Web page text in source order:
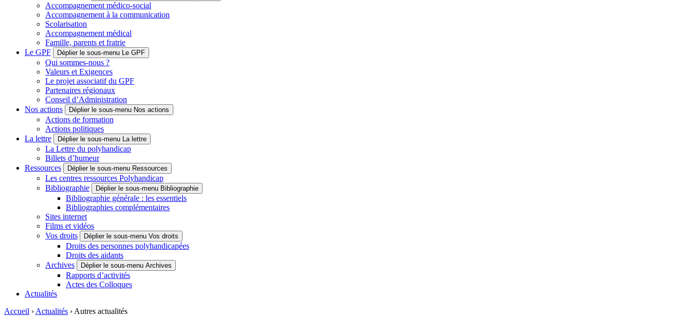
Accompagnement médico-social
Accompagnement à la communication
Scolarisation
Accompagnement médical
Famille, parents et fratrie
Le GPF
Déplier le sous-menu Le GPF
Qui sommes-nous ?
Valeurs et Exigences
Le projet associatif du GPF
Partenaires régionaux
Conseil d’Administration
Nos actions
Déplier le sous-menu Nos actions
Actions de formation
Actions politiques
La lettre
Déplier le sous-menu La lettre
La Lettre du polyhandicap
Billets d’humeur
Ressources
Déplier le sous-menu Ressources
Les centres ressources Polyhandicap
Bibliographie
Déplier le sous-menu Bibliographie
Bibliographie générale : les essentiels
Bibliographies complémentaires
Sites internet
Films et vidéos
Vos droits
Déplier le sous-menu Vos droits
Droits des personnes polyhandicapées
Droits des aidants
Archives
Déplier le sous-menu Archives
Rapports d’activités
Actes des Colloques
Actualités
Accueil › Actualités › Autres actualités